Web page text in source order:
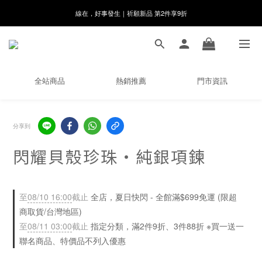
8月月初限定｜指定分類滿件88折！
🌸新會員限定🌸註冊送$100購物金
8月月初限定｜指定分類滿件88折！
全站商品 熱銷推薦 門市資訊
分享到
閃耀貝殼珍珠・純銀項鍊
至08/10 16:00截止 全店，夏日快閃 - 全館滿$699免運 (限超
商取貨/台灣地區)
至08/11 03:00截止 指定分類，滿2件9折、3件88折 ※買一送一
聯名商品、特價品不列入優惠